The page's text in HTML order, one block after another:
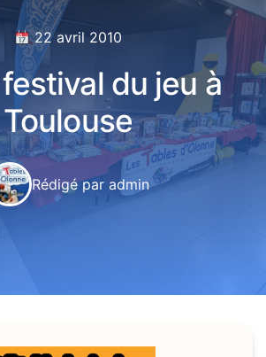
22 avril 2010
du jeu à
Toulouse
Rédigé par admin